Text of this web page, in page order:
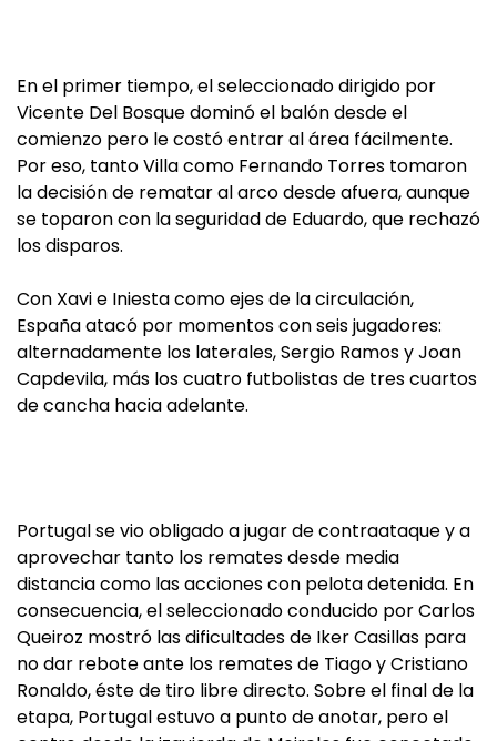
En el primer tiempo, el seleccionado dirigido por
Vicente Del Bosque dominó el balón desde el
comienzo pero le costó entrar al área fácilmente.
Por eso, tanto Villa como Fernando Torres tomaron
la decisión de rematar al arco desde afuera, aunque
se toparon con la seguridad de Eduardo, que rechazó
los disparos.
Con Xavi e Iniesta como ejes de la circulación,
España atacó por momentos con seis jugadores:
alternadamente los laterales, Sergio Ramos y Joan
Capdevila, más los cuatro futbolistas de tres cuartos
de cancha hacia adelante.
Portugal se vio obligado a jugar de contraataque y a
aprovechar tanto los remates desde media
distancia como las acciones con pelota detenida. En
consecuencia, el seleccionado conducido por Carlos
Queiroz mostró las dificultades de Iker Casillas para
no dar rebote ante los remates de Tiago y Cristiano
Ronaldo, éste de tiro libre directo. Sobre el final de la
etapa, Portugal estuvo a punto de anotar, pero el